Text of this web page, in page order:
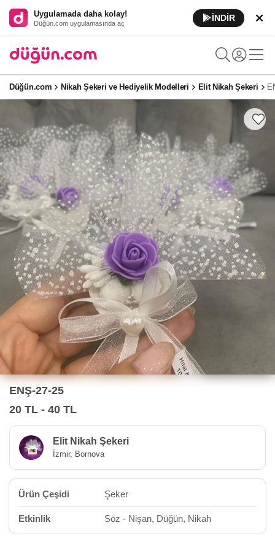
Uygulamada daha kolay!
Düğün.com uygulamasında aç
İNDİR
Düğün.com Nikah Şekeri ve Hediyelik Modelleri Elit Nikah Şekeri
ENŞ-27-25
20 TL - 40 TL
Elit Nikah Şekeri
İzmir, Bornova
Ürün Çeşidi Şeker
Etkinlik Söz - Nişan, Düğün, Nikah